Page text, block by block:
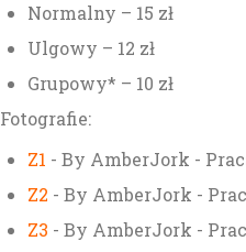
Normalny – 15 zł
Ulgowy – 12 zł
Grupowy* – 10 zł
Fotografie:
Z1 - By AmberJork -
Z2 - By AmberJork -
Z3 - By AmberJork -